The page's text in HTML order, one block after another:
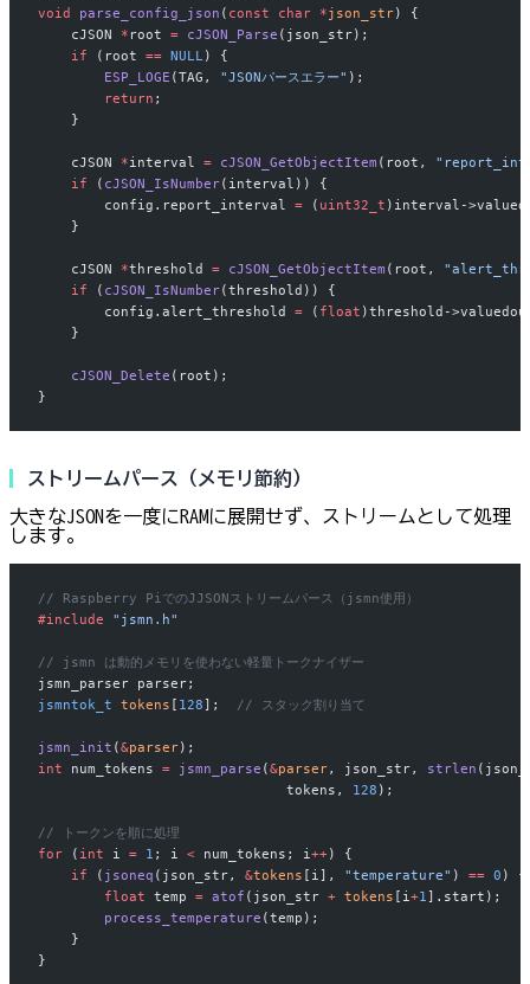
void
parse_config_json ( const char *json_str) {
    cJSON
* root = cJSON_Parse (json_str);
    if
(root == NULL ) {
        ESP_LOGE
(TAG, "JSONパースエラー" );
        return
;
    }
    cJSON
*interval = cJSON_GetObjectItem (root,
    if
( cJSON_IsNumber(interval)) {
        config.report_interval
= ( uint32_t )interval-
    }
    cJSON
*threshold = cJSON_GetObjectItem (root,
    if
( cJSON_IsNumber(threshold)) {
        config.alert_threshold
= ( float )threshold-
    }
    cJSON_Delete
(root);
}
ストリームパース（メモリ節約）
大きなJSONを一度にRAMに展開せず、ストリームとして処理
します。
// Raspberry PiでのJJSONストリームパース（jsmn使用）
#include "jsmn.h"
// jsmn は動的メモリを使わない軽量トークナイザー
jsmn_parser parser;
jsmntok_t tokens [ 128];
  // スタック割り当て
jsmn_init (&parser);
int num_tokens = jsmn_parse (&parser, json_str, strlen
                              tokens,
128 );
// トークンを順に処理
for ( int i = 1 ; i < num_tokens; i ++) {
    if
( jsoneq (json_str, &tokens [i], "temperature" ) == 0 ) {
        float
temp = atof (json_str + tokens [i +1 ].start);
        process_temperature
(temp);
    }
}